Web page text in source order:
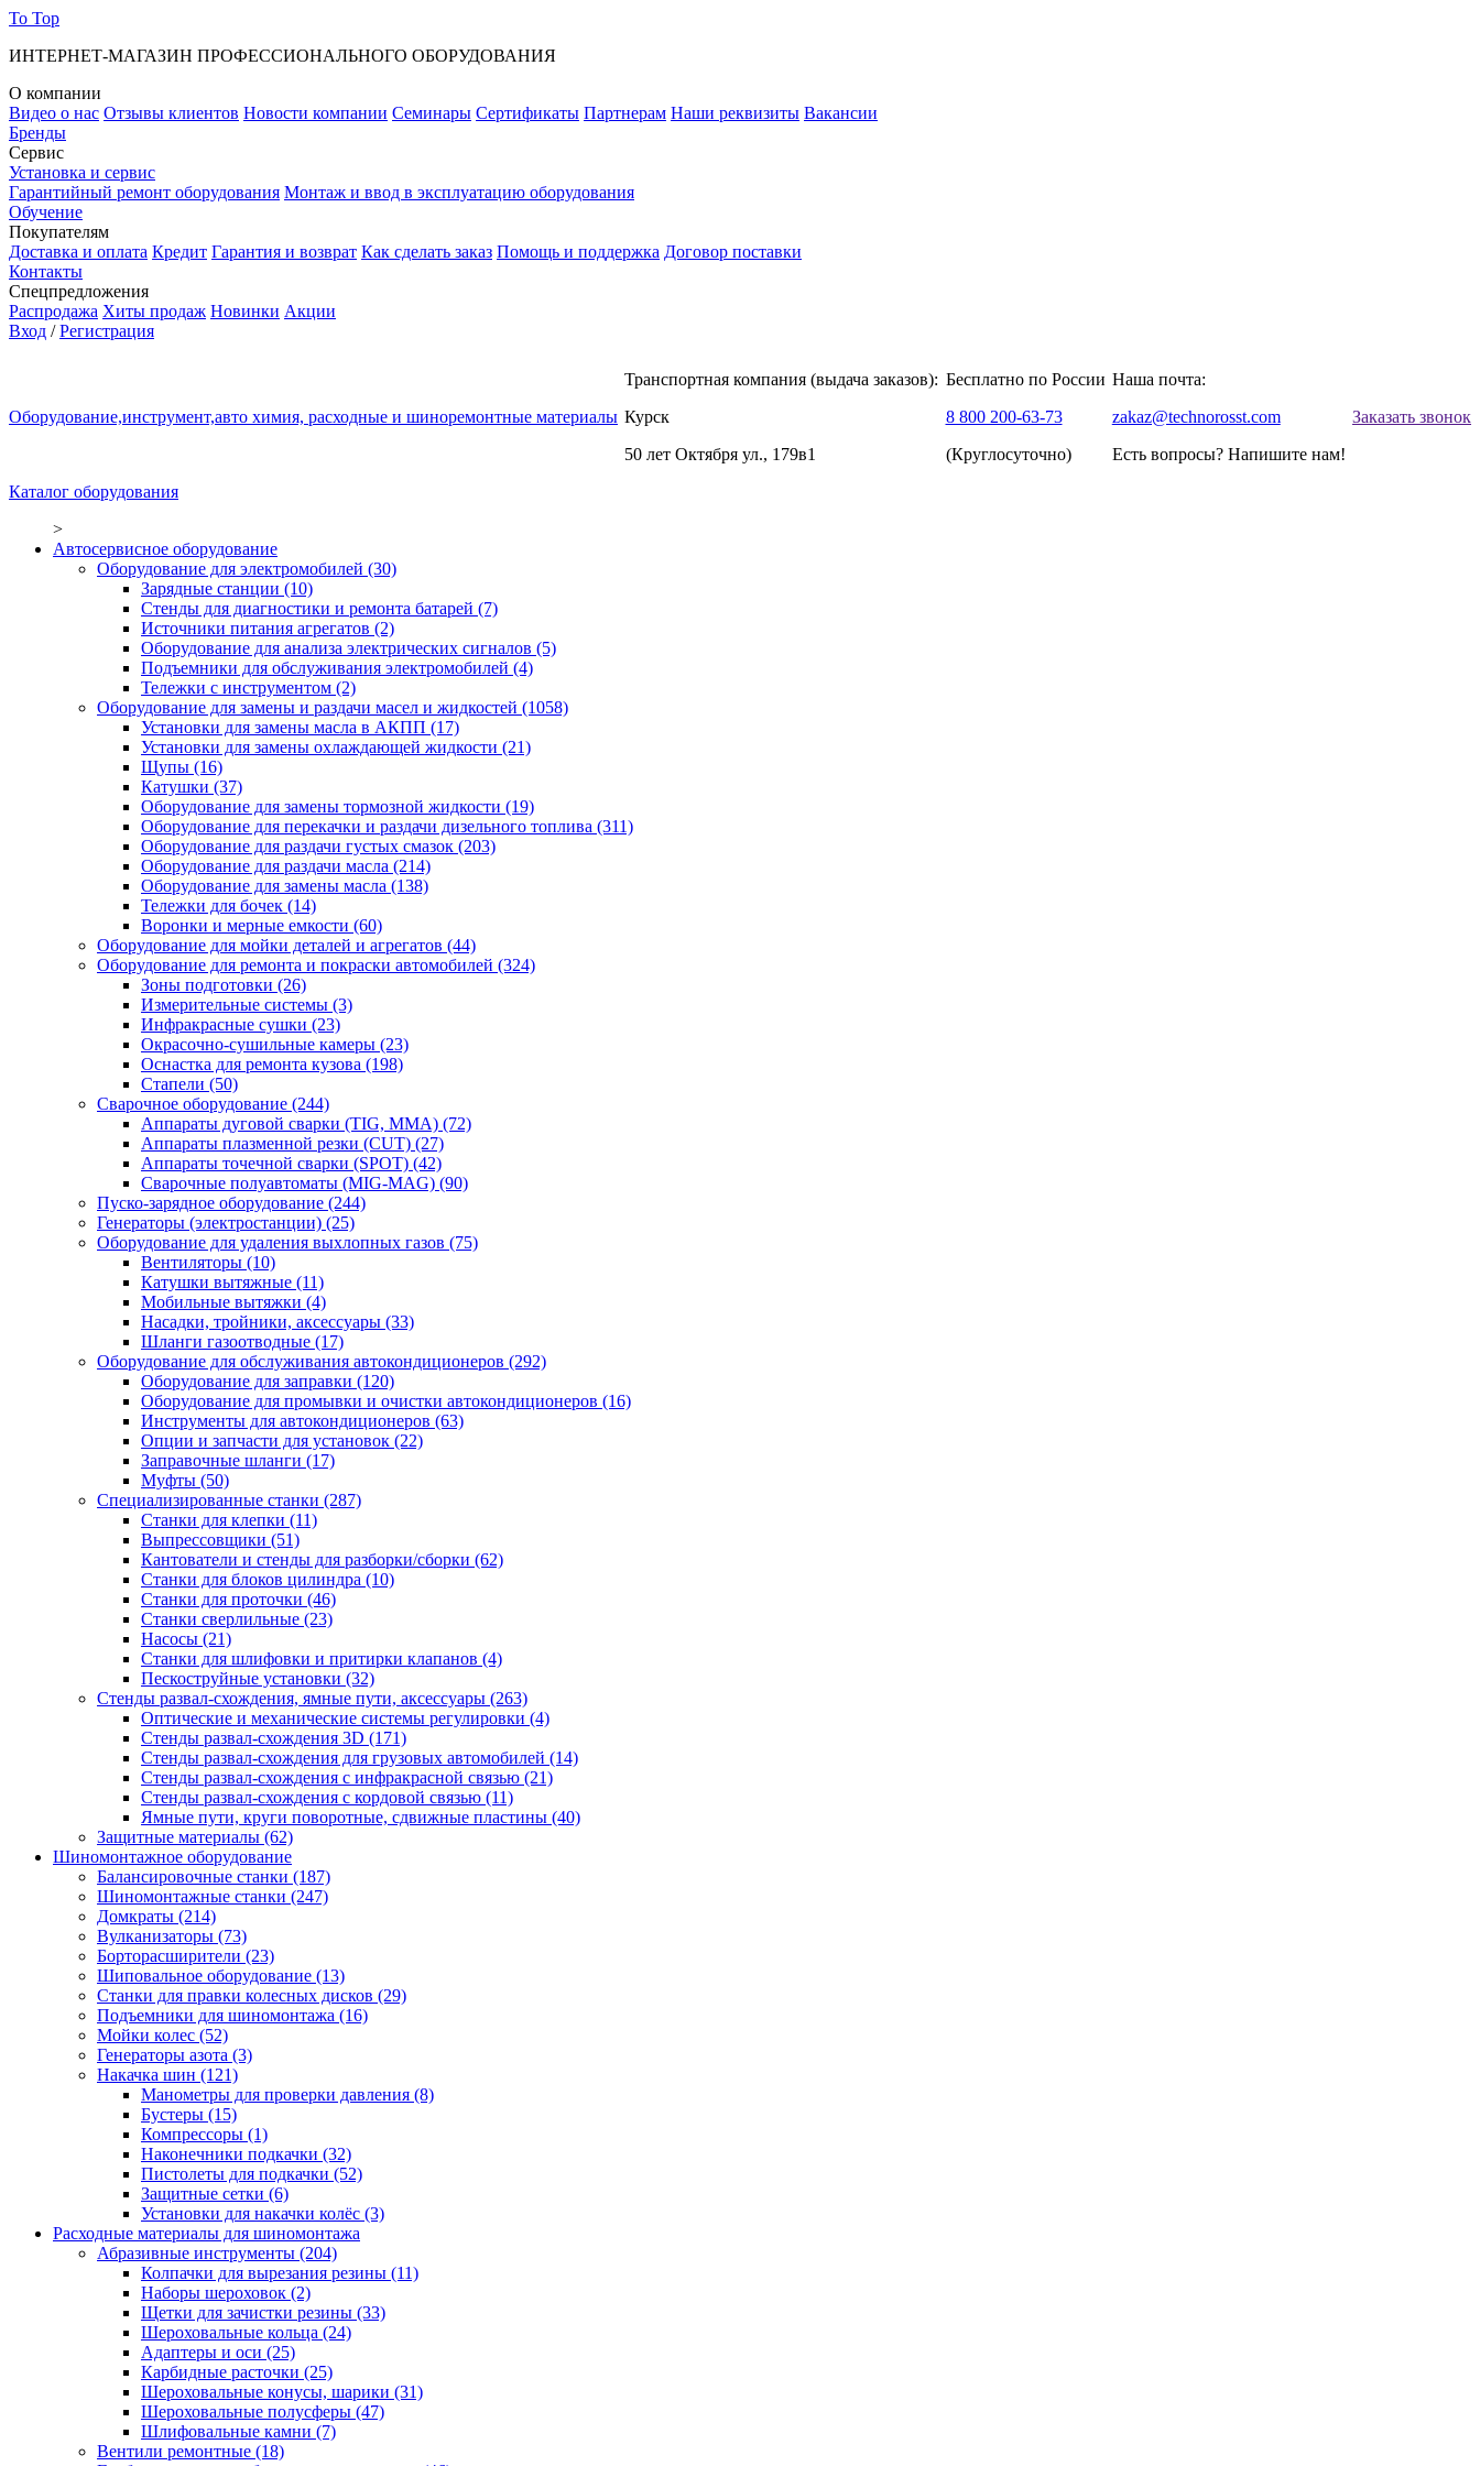
To Top
ИНТЕРНЕТ-МАГАЗИН ПРОФЕССИОНАЛЬНОГО ОБОРУДОВАНИЯ
О компании
Видео о нас Отзывы клиентов Новости компании Семинары Сертификаты Партнерам Наши реквизиты Вакансии
Бренды
Сервис
Установка и сервис
Гарантийный ремонт оборудования Монтаж и ввод в эксплуатацию оборудования
Обучение
Покупателям
Доставка и оплата Кредит Гарантия и возврат Как сделать заказ Помощь и поддержка Договор поставки
Контакты
Спецпредложения
Распродажа Хиты продаж Новинки Акции
Вход /Регистрация
Оборудование,инструмент,авто химия, расходные и шиноремонтные материалы
Транспортная компания (выдача заказов):
Курск
50 лет Октября ул., 179в1
Бесплатно по России
8 800 200-63-73
(Круглосуточно)
Наша почта:
zakaz@technorosst.com
Есть вопросы? Напишите нам!
Заказать звонок
Каталог оборудования
>
Автосервисное оборудование
Оборудование для электромобилей (30)
Зарядные станции (10)
Стенды для диагностики и ремонта батарей (7)
Источники питания агрегатов (2)
Оборудование для анализа электрических сигналов (5)
Подъемники для обслуживания электромобилей (4)
Тележки с инструментом (2)
Оборудование для замены и раздачи масел и жидкостей (1058)
Установки для замены масла в АКПП (17)
Установки для замены охлаждающей жидкости (21)
Щупы (16)
Катушки (37)
Оборудование для замены тормозной жидкости (19)
Оборудование для перекачки и раздачи дизельного топлива (311)
Оборудование для раздачи густых смазок (203)
Оборудование для раздачи масла (214)
Оборудование для замены масла (138)
Тележки для бочек (14)
Воронки и мерные емкости (60)
Оборудование для мойки деталей и агрегатов (44)
Оборудование для ремонта и покраски автомобилей (324)
Зоны подготовки (26)
Измерительные системы (3)
Инфракрасные сушки (23)
Окрасочно-сушильные камеры (23)
Оснастка для ремонта кузова (198)
Стапели (50)
Сварочное оборудование (244)
Аппараты дуговой сварки (TIG, MMA) (72)
Аппараты плазменной резки (CUT) (27)
Аппараты точечной сварки (SPOT) (42)
Сварочные полуавтоматы (MIG-MAG) (90)
Пуско-зарядное оборудование (244)
Генераторы (электростанции) (25)
Оборудование для удаления выхлопных газов (75)
Вентиляторы (10)
Катушки вытяжные (11)
Мобильные вытяжки (4)
Насадки, тройники, аксессуары (33)
Шланги газоотводные (17)
Оборудование для обслуживания автокондиционеров (292)
Оборудование для заправки (120)
Оборудование для промывки и очистки автокондиционеров (16)
Инструменты для автокондиционеров (63)
Опции и запчасти для установок (22)
Заправочные шланги (17)
Муфты (50)
Специализированные станки (287)
Станки для клепки (11)
Выпрессовщики (51)
Кантователи и стенды для разборки/сборки (62)
Станки для блоков цилиндра (10)
Станки для проточки (46)
Станки сверлильные (23)
Насосы (21)
Станки для шлифовки и притирки клапанов (4)
Пескоструйные установки (32)
Стенды развал-схождения, ямные пути, аксессуары (263)
Оптические и механические системы регулировки (4)
Стенды развал-схождения 3D (171)
Стенды развал-схождения для грузовых автомобилей (14)
Стенды развал-схождения с инфракрасной связью (21)
Стенды развал-схождения с кордовой связью (11)
Ямные пути, круги поворотные, сдвижные пластины (40)
Защитные материалы (62)
Шиномонтажное оборудование
Балансировочные станки (187)
Шиномонтажные станки (247)
Домкраты (214)
Вулканизаторы (73)
Борторасширители (23)
Шиповальное оборудование (13)
Станки для правки колесных дисков (29)
Подъемники для шиномонтажа (16)
Мойки колес (52)
Генераторы азота (3)
Накачка шин (121)
Манометры для проверки давления (8)
Бустеры (15)
Компрессоры (1)
Наконечники подкачки (32)
Пистолеты для подкачки (52)
Защитные сетки (6)
Установки для накачки колёс (3)
Расходные материалы для шиномонтажа
Абразивные инструменты (204)
Колпачки для вырезания резины (11)
Наборы шероховок (2)
Щетки для зачистки резины (33)
Шероховальные кольца (24)
Адаптеры и оси (25)
Карбидные расточки (25)
Шероховальные конусы, шарики (31)
Шероховальные полусферы (47)
Шлифовальные камни (7)
Вентили ремонтные (18)